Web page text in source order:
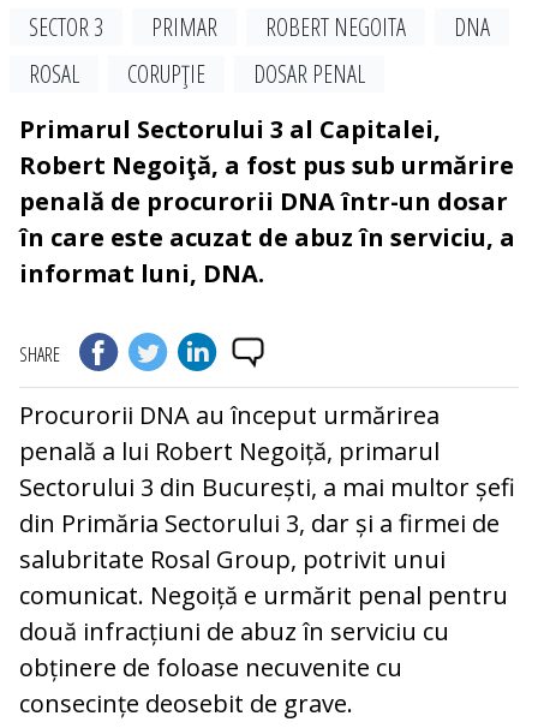
SECTOR 3 PRIMAR ROBERT NEGOITA
DNA
ROSAL
CORUPŢIE
DOSAR PENAL
Primarul Sectorului 3 al Capitalei,
Robert Negoiţă, a fost pus sub urmărire
penală de procurorii DNA într-un dosar
în care este acuzat de abuz în serviciu, a
informat luni, DNA.
SHARE
Procurorii DNA au început urmărirea
penală a lui Robert Negoiță, primarul
Sectorului 3 din București, a mai multor șefi
din Primăria Sectorului 3, dar și a firmei de
salubritate Rosal Group, potrivit unui
comunicat. Negoiță e urmărit penal pentru
două infracțiuni de abuz în serviciu cu
obținere de foloase necuvenite cu
consecințe deosebit de grave.